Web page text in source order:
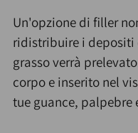
Un'opzione di filler
ridistribuire i depositi
grasso verrà
corpo e inserito nel
tue guance, palpebre